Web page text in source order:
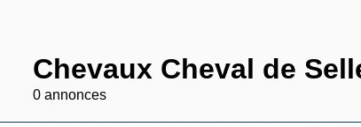
Chevaux Cheval de
0 annonces